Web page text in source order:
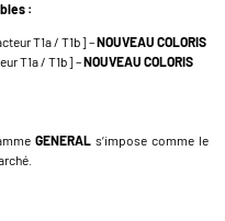
:
T1a / T1b] –NOUVEAU COLORIS
T1a / T1b] –NOUVEAU COLORIS
GENERAL s’impose comme le